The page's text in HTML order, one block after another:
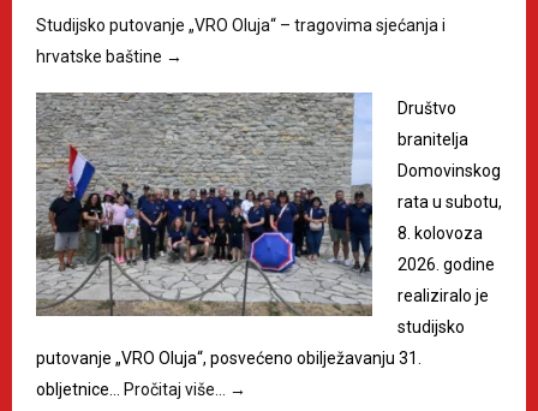
Studijsko putovanje „VRO Oluja“ – tragovima sjećanja i
hrvatske baštine →
Društvo
branitelja
Domovinskog
rata u subotu,
8. kolovoza
2026. godine
realiziralo je
studijsko
putovanje „VRO Oluja“, posvećeno obilježavanju 31.
obljetnice…
Pročitaj više… →